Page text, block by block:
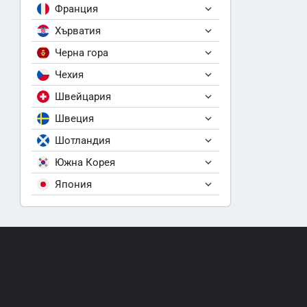
Франция
Хърватия
Черна гора
Чехия
Швейцария
Швеция
Шотландия
Южна Корея
Япония